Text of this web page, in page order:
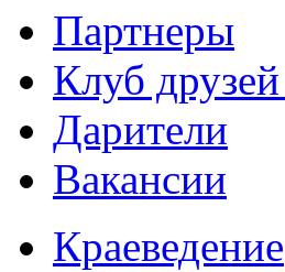
Партнеры
Клуб
Дарители
Вакансии
Краеведение